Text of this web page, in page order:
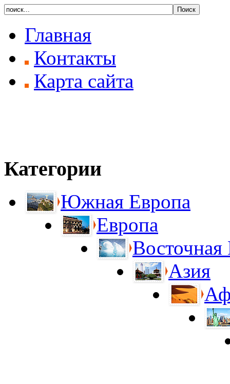
Главная
Контакты
Карта сайта
Категории
Южная Европа
Европа
Восточная
Азия